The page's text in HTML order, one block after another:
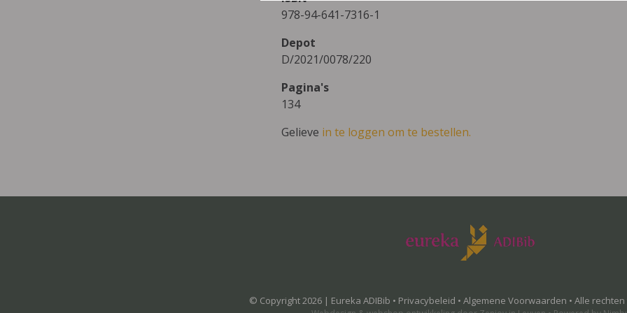
978-94-641-7316-1
Depot
D/2021/0078/220
Pagina's
134
Gelieve in te loggen om te bestellen.
© Copyright 2026 | Eureka ADIBib • Privacybeleid • Algemene Voorwaarden • Alle